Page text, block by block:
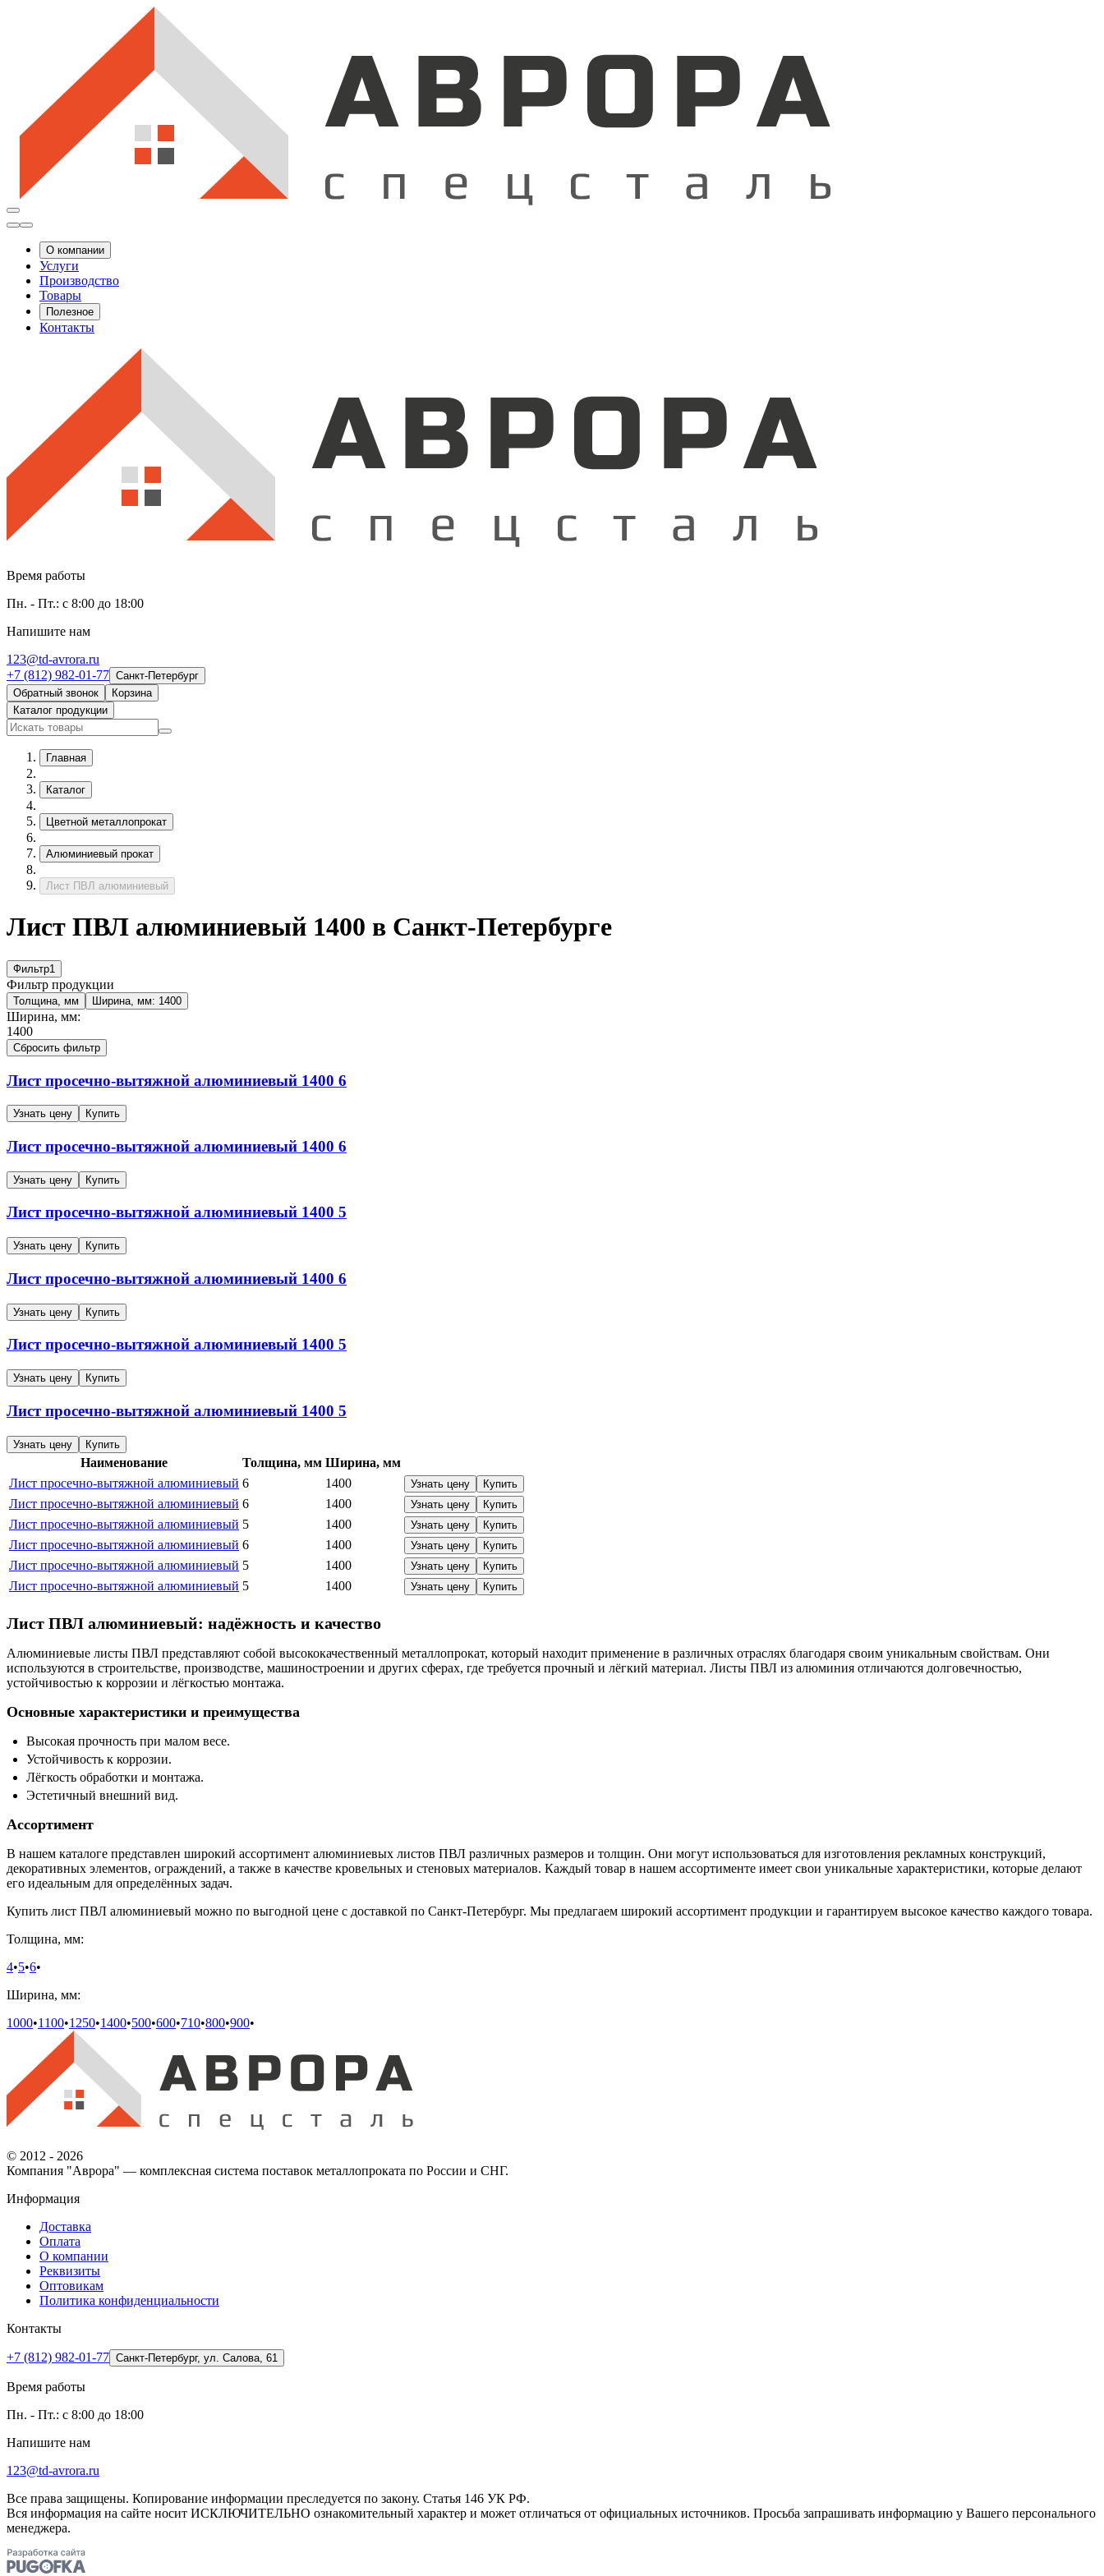
О компании
Услуги
Производство
Товары
Полезное
Контакты
Время работы
Пн. - Пт.: с 8:00 до 18:00
Напишите нам
123@td-avrora.ru
+7 (812) 982-01-77 Санкт-Петербург
Обратный звонок
Корзина
Каталог продукции
Главная
Каталог
Цветной металлопрокат
Алюминиевый прокат
Лист ПВЛ алюминиевый
Лист ПВЛ алюминиевый 1400 в Санкт-Петербурге
Фильтр1
Фильтр продукции
Толщина, мм Ширина, мм: 1400
Ширина, мм:
1400
Сбросить фильтр
Лист просечно-вытяжной алюминиевый 1400 6
Узнать цену Купить
Лист просечно-вытяжной алюминиевый 1400 6
Узнать цену Купить
Лист просечно-вытяжной алюминиевый 1400 5
Узнать цену Купить
Лист просечно-вытяжной алюминиевый 1400 6
Узнать цену Купить
Лист просечно-вытяжной алюминиевый 1400 5
Узнать цену Купить
Лист просечно-вытяжной алюминиевый 1400 5
Узнать цену Купить
Наименование Толщина, мм Ширина, мм
Лист просечно-вытяжной алюминиевый 6 1400 Узнать цену Купить
Лист просечно-вытяжной алюминиевый 6 1400 Узнать цену Купить
Лист просечно-вытяжной алюминиевый 5 1400 Узнать цену Купить
Лист просечно-вытяжной алюминиевый 6 1400 Узнать цену Купить
Лист просечно-вытяжной алюминиевый 5 1400 Узнать цену Купить
Лист просечно-вытяжной алюминиевый 5 1400 Узнать цену Купить
Лист ПВЛ алюминиевый: надёжность и качество
Алюминиевые листы ПВЛ представляют собой высококачественный металлопрокат, который находит применение в различных отраслях благодаря своим уникальным свойствам. Они
используются в строительстве, производстве, машиностроении и других сферах, где требуется прочный и лёгкий материал. Листы ПВЛ из алюминия отличаются долговечностью,
устойчивостью к коррозии и лёгкостью монтажа.
Основные характеристики и преимущества
Высокая прочность при малом весе.
Устойчивость к коррозии.
Лёгкость обработки и монтажа.
Эстетичный внешний вид.
Ассортимент
В нашем каталоге представлен широкий ассортимент алюминиевых листов ПВЛ различных размеров и толщин. Они могут использоваться для изготовления рекламных конструкций,
декоративных элементов, ограждений, а также в качестве кровельных и стеновых материалов. Каждый товар в нашем ассортименте имеет свои уникальные характеристики, которые делают
его идеальным для определённых задач.
Купить лист ПВЛ алюминиевый можно по выгодной цене с доставкой по Санкт-Петербург. Мы предлагаем широкий ассортимент продукции и гарантируем высокое качество каждого товара.
Толщина, мм:
4•5•6•
Ширина, мм:
1000•1100•1250•1400•500•600•710•800•900•
© 2012 - 2026
Компания "Аврора" — комплексная система поставок металлопроката по России и СНГ.
Информация
Доставка
Оплата
О компании
Реквизиты
Оптовикам
Политика конфиденциальности
Контакты
+7 (812) 982-01-77 Санкт-Петербург, ул. Салова, 61
Время работы
Пн. - Пт.: с 8:00 до 18:00
Напишите нам
123@td-avrora.ru
Все права защищены. Копирование информации преследуется по закону. Статья 146 УК РФ.
Вся информация на сайте носит ИСКЛЮЧИТЕЛЬНО ознакомительный характер и может отличаться от официальных источников. Просьба запрашивать информацию у Вашего персонального
менеджера.